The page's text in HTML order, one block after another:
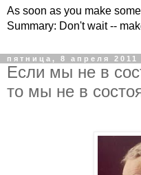
As soon as you make
Summary: Don't wait --
пятница, 8 апреля 2011
Если мы не в
то мы не в